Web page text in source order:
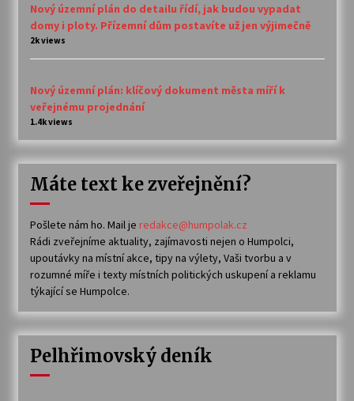
Nový územní plán do detailu řídí, jak budou vypadat
domy i ploty. Přízemní dům postavíte už jen výjimečně
2k views
Nový územní plán: klíčový dokument města míří k
veřejnému projednání
1.4k views
Máte text ke zveřejnění?
Pošlete nám ho. Mail je redakce@humpolak.cz
Rádi zveřejníme aktuality, zajímavosti nejen o Humpolci,
upoutávky na místní akce, tipy na výlety, Vaši tvorbu a v
rozumné míře i texty místních politických uskupení a reklamu
týkající se Humpolce.
Pelhřimovský deník